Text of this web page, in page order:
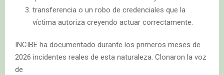
transferencia o un robo de credenciales que la
víctima autoriza creyendo actuar correctamente.
INCIBE ha documentado durante los primeros meses de
2026 incidentes reales de esta naturaleza. Clonaron la voz
de